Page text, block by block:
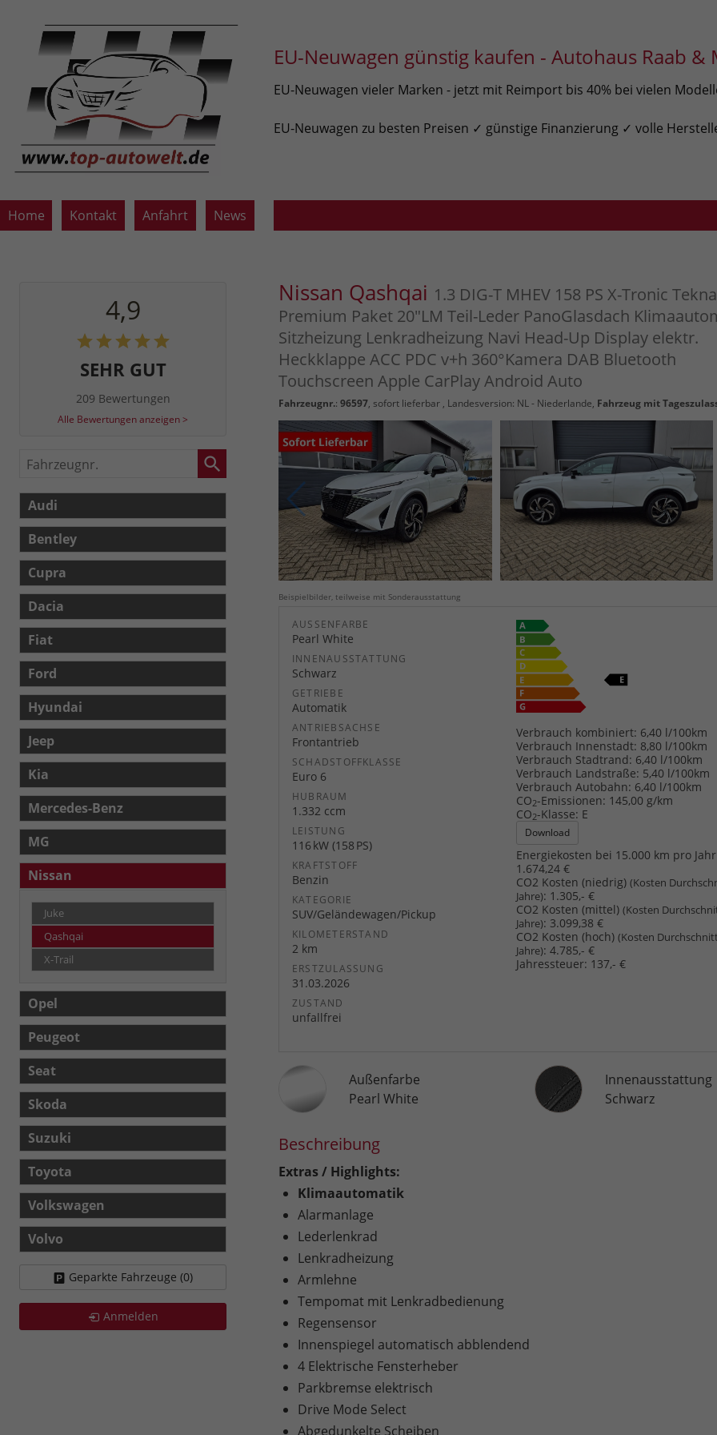
EU-Neuwagen günstig kaufen - Autohaus Raab &
EU-Neuwagen vieler Marken - jetzt mit Reimport bis 40% bei vielen
EU-Neuwagen zu besten Preisen ✓ günstige Finanzierung ✓ volle
Home Kontakt Anfahrt News
Nissan Qashqai 1.3 DIG-T MHEV 158 PS X-Tronic Tekna
Premium Paket 20"LM Teil-Leder PanoGlasdach
Sitzheizung Lenkradheizung Navi Head-Up Display elektr.
Heckklappe ACC PDC v+h 360°Kamera DAB Bluetooth
Touchscreen Apple CarPlay Android Auto
Fahrzeugnr.: 96597, sofort lieferbar, Landesversion: NL - Niederlande, Fahrzeug mit
Beispielbilder, teilweise mit Sonderausstattung
AUSSENFARBE
Pearl White
INNENAUSSTATTUNG
Schwarz
GETRIEBE
Automatik
ANTRIEBSACHSE
Frontantrieb
SCHADSTOFFKLASSE
Euro 6
HUBRAUM
1.332 ccm
LEISTUNG
116 kW (158 PS)
KRAFTSTOFF
Benzin
KATEGORIE
SUV/Geländewagen/Pickup
KILOMETERSTAND
2 km
ERSTZULASSUNG
31.03.2026
ZUSTAND
unfallfrei
Verbrauch kombiniert: 6,40 l/100km
Verbrauch Innenstadt: 8,80 l/100km
Verbrauch Stadtrand: 6,40 l/100km
Verbrauch Landstraße: 5,40 l/100km
Verbrauch Autobahn: 6,40 l/100km
CO2-Emissionen: 145,00 g/km
CO2-Klasse: E
Download
Energiekosten bei 15.000 km pro
1.674,24 €
CO2 Kosten (niedrig)(Kosten
Jahre): 1.305,- €
CO2 Kosten (mittel)(Kosten
Jahre): 3.099,38 €
CO2 Kosten (hoch)(Kosten
Jahre): 4.785,- €
Jahressteuer: 137,- €
Außenfarbe
Pearl White
InnenausstattungInnenausstattung
Schwarz
Beschreibung
Extras / Highlights:
Klimaautomatik
Alarmanlage
Lederlenkrad
Lenkradheizung
Armlehne
Tempomat mit Lenkradbedienung
Regensensor
Innenspiegel automatisch abblendend
4 Elektrische Fensterheber
Parkbremse elektrisch
Drive Mode Select
Abgedunkelte Scheiben
4,9
SEHR GUT
209 Bewertungen
Alle Bewertungen anzeigen >
Fahrzeugnr.
Audi
Bentley
Cupra
Dacia
Fiat
Ford
Hyundai
Jeep
Kia
Mercedes-Benz
MG
Nissan
Juke
Qashqai
X-Trail
Opel
Peugeot
Seat
Skoda
Suzuki
Toyota
Volkswagen
Volvo
Geparkte Fahrzeuge (0)
Anmelden